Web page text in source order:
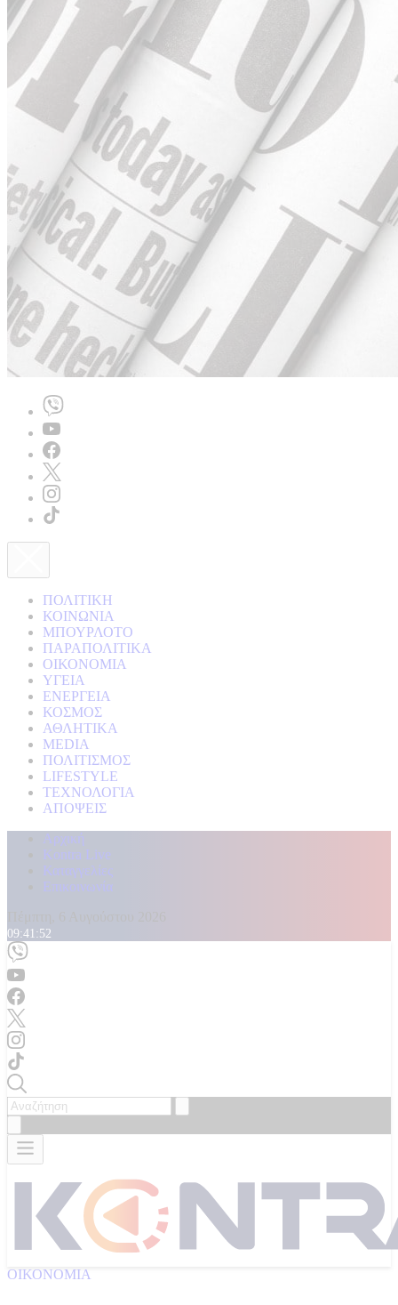
ΠΟΛΙΤΙΚΗ
ΚΟΙΝΩΝΙΑ
ΜΠΟΥΡΛΟΤΟ
ΠΑΡΑΠΟΛΙΤΙΚΑ
ΟΙΚΟΝΟΜΙΑ
ΥΓΕΙΑ
ΕΝΕΡΓΕΙΑ
ΚΟΣΜΟΣ
ΑΘΛΗΤΙΚΑ
MEDIA
ΠΟΛΙΤΙΣΜΟΣ
LIFESTYLE
ΤΕΧΝΟΛΟΓΙΑ
ΑΠΟΨΕΙΣ
Αρχική
Kontra Live
Καταγγελίες
Επικοινωνία
09:41:54
ΟΙΚΟΝΟΜΙΑ